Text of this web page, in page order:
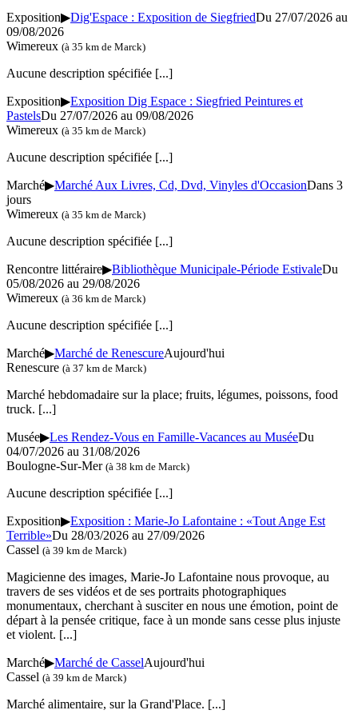
Exposition▶Dig'Espace : Exposition de SiegfriedDu 27/07/2026 au
09/08/2026
Wimereux (à 35 km de Marck)
Aucune description spécifiée [...]
Exposition▶Exposition Dig Espace : Siegfried Peintures et
PastelsDu 27/07/2026 au 09/08/2026
Wimereux (à 35 km de Marck)
Aucune description spécifiée [...]
Marché▶Marché Aux Livres, Cd, Dvd, Vinyles d'OccasionDans 3
jours
Wimereux (à 35 km de Marck)
Aucune description spécifiée [...]
Rencontre littéraire▶Bibliothèque Municipale-Période EstivaleDu
05/08/2026 au 29/08/2026
Wimereux (à 36 km de Marck)
Aucune description spécifiée [...]
Marché▶Marché de RenescureAujourd'hui
Renescure (à 37 km de Marck)
Marché hebdomadaire sur la place; fruits, légumes, poissons, food
truck. [...]
Musée▶Les Rendez-Vous en Famille-Vacances au MuséeDu
04/07/2026 au 31/08/2026
Boulogne-Sur-Mer (à 38 km de Marck)
Aucune description spécifiée [...]
Exposition▶Exposition : Marie-Jo Lafontaine : «Tout Ange Est
Terrible»Du 28/03/2026 au 27/09/2026
Cassel (à 39 km de Marck)
Magicienne des images, Marie-Jo Lafontaine nous provoque, au
travers de ses vidéos et de ses portraits photographiques
monumentaux, cherchant à susciter en nous une émotion, point de
départ à la pensée critique, face à un monde sans cesse plus injuste
et violent. [...]
Marché▶Marché de CasselAujourd'hui
Cassel (à 39 km de Marck)
Marché alimentaire, sur la Grand'Place. [...]